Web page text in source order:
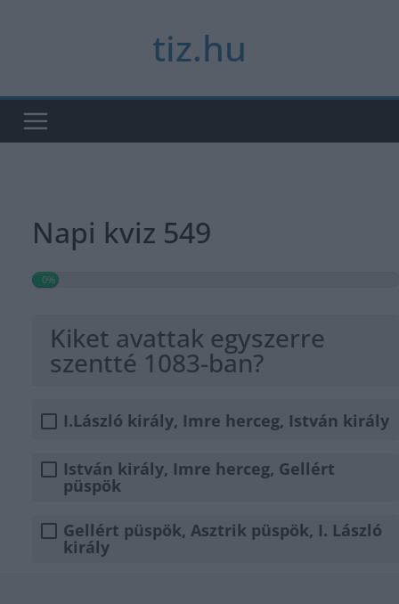
tiz.hu
Napi kviz 549
0%
Kiket avattak egyszerre
szentté 1083-ban?
I.László király, Imre herceg, István király
István király, Imre herceg, Gellért
püspök
Gellért püspök, Asztrik püspök, I. László
király